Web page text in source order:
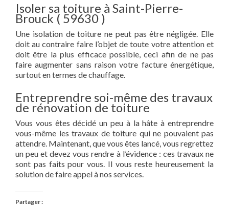
Isoler sa toiture à Saint-Pierre-
Brouck ( 59630 )
Une isolation de toiture ne peut pas être négligée. Elle
doit au contraire faire l’objet de toute votre attention et
doit être la plus efficace possible, ceci afin de ne pas
faire augmenter sans raison votre facture énergétique,
surtout en termes de chauffage.
Entreprendre soi-même des travaux
de rénovation de toiture
Vous vous êtes décidé un peu à la hâte à entreprendre
vous-même les travaux de toiture qui ne pouvaient pas
attendre. Maintenant, que vous êtes lancé, vous regrettez
un peu et devez vous rendre à l’évidence : ces travaux ne
sont pas faits pour vous. Il vous reste heureusement la
solution de faire appel à nos services.
Partager :